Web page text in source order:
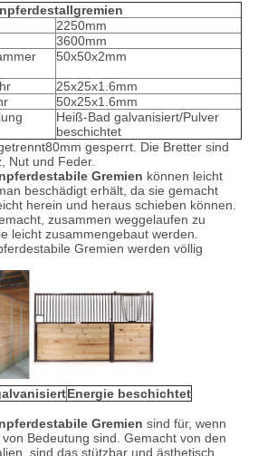
2250mm
3600mm
50x50x2mm
25x25x1.6mm
50x25x1.6mm
Heiß-Bad galvanisiert/Pulver
beschichtet
gesperrt. Die Bretter sind
Nut und Feder.
Gremien können leicht
beschädigt erhält, da sie gemacht
herein und heraus schieben können.
zusammen weggelaufen zu
leicht zusammengebaut werden.
Gremien werden völlig
Energie beschichtet
Gremien sind für, wenn
Bedeutung sind. Gemacht von den
sind das stützbar und ästhetisch